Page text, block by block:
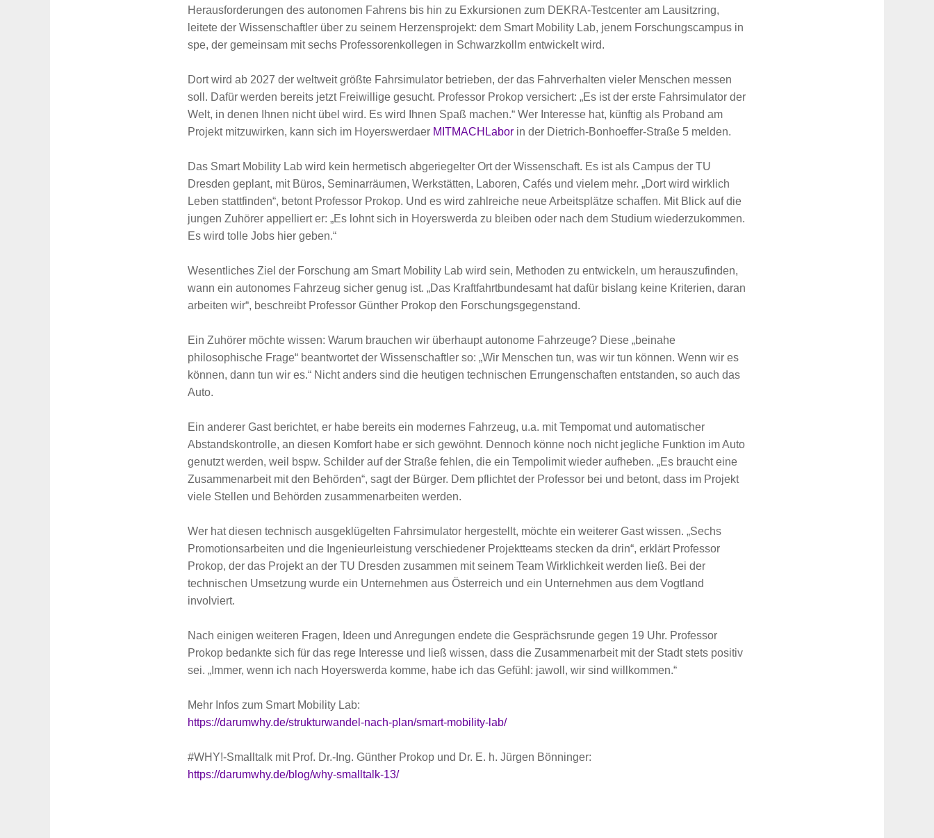
Suche
Herausforderungen des autonomen Fahrens bis hin zu Exkursionen zum DEKRA-Testcenter am Lausitzring,
leitete der Wissenschaftler über zu seinem Herzensprojekt: dem Smart Mobility Lab, jenem Forschungscampus in
spe, der gemeinsam mit sechs Professorenkollegen in Schwarzkollm entwickelt wird.
Dort wird ab 2027 der weltweit größte Fahrsimulator betrieben, der das Fahrverhalten vieler Menschen messen
soll. Dafür werden bereits jetzt Freiwillige gesucht. Professor Prokop versichert: „Es ist der erste Fahrsimulator der
Welt, in denen Ihnen nicht übel wird. Es wird Ihnen Spaß machen.“ Wer Interesse hat, künftig als Proband am
Projekt mitzuwirken, kann sich im Hoyerswerdaer MITMACHLabor in der Dietrich-Bonhoeffer-Straße 5 melden.
Das Smart Mobility Lab wird kein hermetisch abgeriegelter Ort der Wissenschaft. Es ist als Campus der TU
Dresden geplant, mit Büros, Seminarräumen, Werkstätten, Laboren, Cafés und vielem mehr. „Dort wird wirklich
Leben stattfinden“, betont Professor Prokop. Und es wird zahlreiche neue Arbeitsplätze schaffen. Mit Blick auf die
jungen Zuhörer appelliert er: „Es lohnt sich in Hoyerswerda zu bleiben oder nach dem Studium wiederzukommen.
Es wird tolle Jobs hier geben.“
Wesentliches Ziel der Forschung am Smart Mobility Lab wird sein, Methoden zu entwickeln, um herauszufinden,
wann ein autonomes Fahrzeug sicher genug ist. „Das Kraftfahrtbundesamt hat dafür bislang keine Kriterien, daran
arbeiten wir“, beschreibt Professor Günther Prokop den Forschungsgegenstand.
Ein Zuhörer möchte wissen: Warum brauchen wir überhaupt autonome Fahrzeuge? Diese „beinahe
philosophische Frage“ beantwortet der Wissenschaftler so: „Wir Menschen tun, was wir tun können. Wenn wir es
können, dann tun wir es.“ Nicht anders sind die heutigen technischen Errungenschaften entstanden, so auch das
Auto.
Ein anderer Gast berichtet, er habe bereits ein modernes Fahrzeug, u.a. mit Tempomat und automatischer
Abstandskontrolle, an diesen Komfort habe er sich gewöhnt. Dennoch könne noch nicht jegliche Funktion im Auto
genutzt werden, weil bspw. Schilder auf der Straße fehlen, die ein Tempolimit wieder aufheben. „Es braucht eine
Zusammenarbeit mit den Behörden“, sagt der Bürger. Dem pflichtet der Professor bei und betont, dass im Projekt
viele Stellen und Behörden zusammenarbeiten werden.
Wer hat diesen technisch ausgeklügelten Fahrsimulator hergestellt, möchte ein weiterer Gast wissen. „Sechs
Promotionsarbeiten und die Ingenieurleistung verschiedener Projektteams stecken da drin“, erklärt Professor
Prokop, der das Projekt an der TU Dresden zusammen mit seinem Team Wirklichkeit werden ließ. Bei der
technischen Umsetzung wurde ein Unternehmen aus Österreich und ein Unternehmen aus dem Vogtland
involviert.
Nach einigen weiteren Fragen, Ideen und Anregungen endete die Gesprächsrunde gegen 19 Uhr. Professor
Prokop bedankte sich für das rege Interesse und ließ wissen, dass die Zusammenarbeit mit der Stadt stets positiv
sei. „Immer, wenn ich nach Hoyerswerda komme, habe ich das Gefühl: jawoll, wir sind willkommen.“
Mehr Infos zum Smart Mobility Lab:
https://darumwhy.de/strukturwandel-nach-plan/smart-mobility-lab/
#WHY!-Smalltalk mit Prof. Dr.-Ing. Günther Prokop und Dr. E. h. Jürgen Bönninger:
https://darumwhy.de/blog/why-smalltalk-13/